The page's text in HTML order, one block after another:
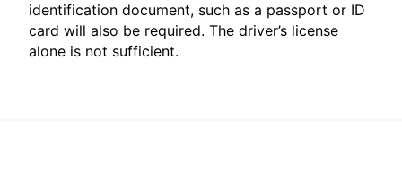
identification document, such as a passport or ID
card will also be required. The driver’s license
alone is not sufficient.